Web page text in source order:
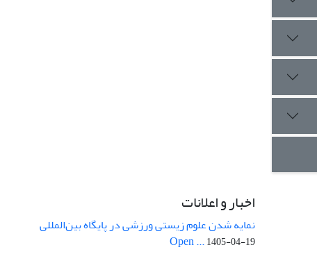
اخبار و اعلانات
نمایه شدن علوم زیستی ورزشی در پایگاه بین‌المللی
Open ...1405-04-19